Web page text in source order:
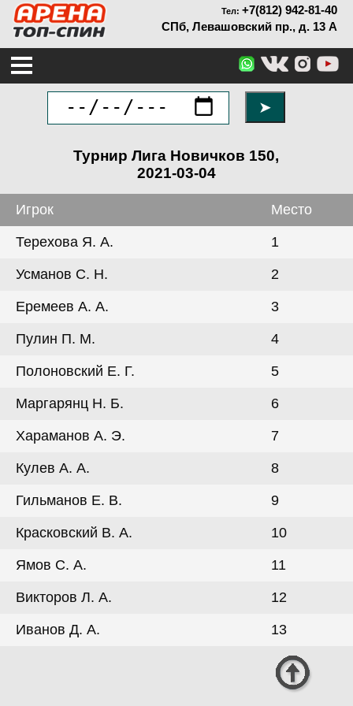
Тел: +7(812) 942-81-40
СПб, Левашовский пр., д. 13 А
➤
Турнир Лига Новичков 150,
2021-03-04
Игрок Место
Терехова Я. А. 1
Усманов С. Н. 2
Еремеев А. А. 3
Пулин П. М. 4
Полоновский Е. Г. 5
Маргарянц Н. Б. 6
Хараманов А. Э. 7
Кулев А. А. 8
Гильманов Е. В. 9
Красковский В. А. 10
Ямов С. А. 11
Викторов Л. А. 12
Иванов Д. А. 13